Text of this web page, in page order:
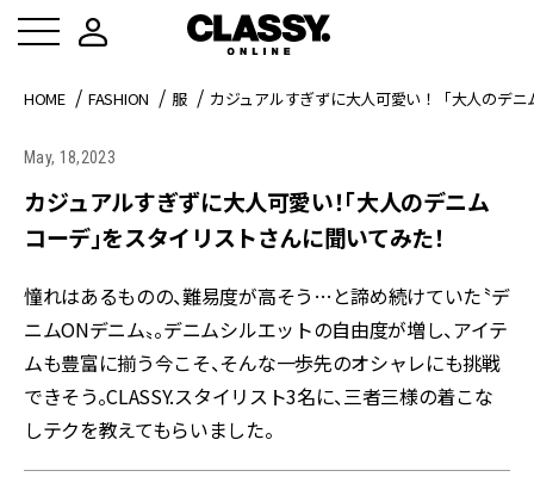
HOME FASHION 服 カジュアルすぎずに大人可愛い！「大人のデ
May, 18,2023
カジュアルすぎずに大人可愛い！「大人のデニム
コーデ」をスタイリストさんに聞いてみた！
憧れはあるものの、難易度が高そう…と諦め続けていた〝デ
ニムONデニム〟。デニムシルエットの自由度が増し、アイテ
ムも豊富に揃う今こそ、そんな一歩先のオシャレにも挑戦
できそう。CLASSY.スタイリスト3名に、三者三様の着こな
しテクを教えてもらいました。